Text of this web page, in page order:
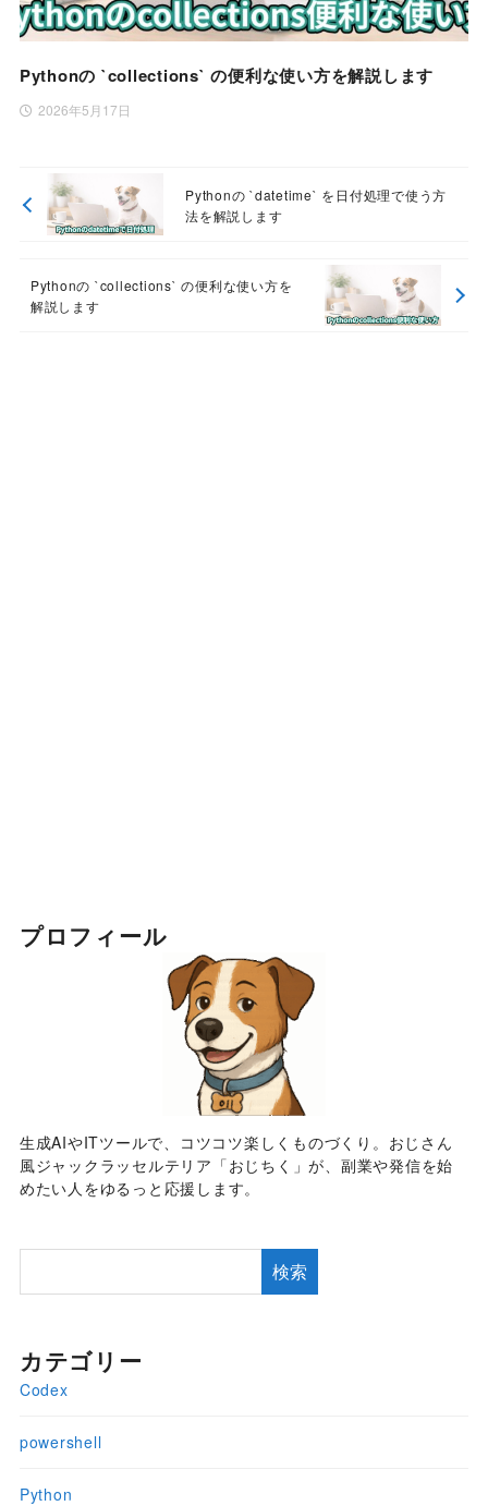
Pythonの `collections` の便利な使い方を解説します
2026年5月17日
Pythonの `datetime` を日付処理で使う方
法を解説します
Pythonの `collections` の便利な使い方を
解説します
プロフィール
生成AIやITツールで、コツコツ楽しくものづくり。おじさん
風ジャックラッセルテリア「おじちく」が、副業や発信を始
めたい人をゆるっと応援します。
検索
カテゴリー
Codex
powershell
Python